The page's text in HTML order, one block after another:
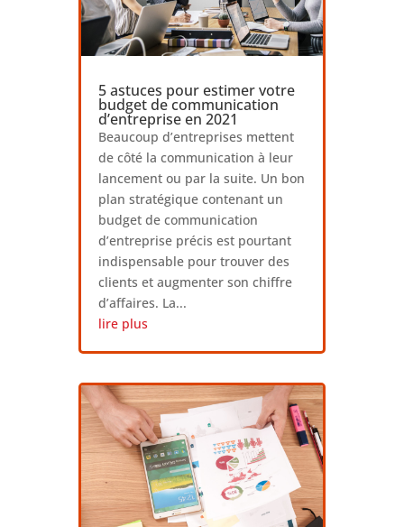
5 astuces pour estimer votre
budget de communication
d’entreprise en 2021
Beaucoup d’entreprises mettent
de côté la communication à leur
lancement ou par la suite. Un bon
plan stratégique contenant un
budget de communication
d’entreprise précis est pourtant
indispensable pour trouver des
clients et augmenter son chiffre
d’affaires. La...
lire plus